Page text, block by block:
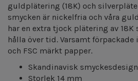
guldplätering (18K) och
smycken är nickelfria och våra
har en extra tjock plätering av
hålla över tid. Varsamt förpackade
och FSC märkt papper.
Skandinavisk smyckesdesign
Storlek 14 mm